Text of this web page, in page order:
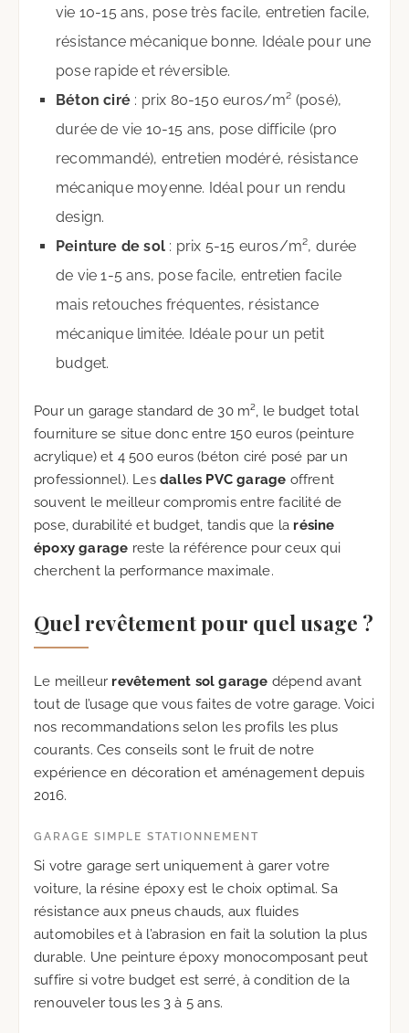
vie 10-15 ans, pose très facile, entretien facile,
résistance mécanique bonne. Idéale pour une
pose rapide et réversible.
Béton ciré : prix 80-150 euros/m² (posé),
durée de vie 10-15 ans, pose difficile (pro
recommandé), entretien modéré, résistance
mécanique moyenne. Idéal pour un rendu
design.
Peinture de sol : prix 5-15 euros/m², durée
de vie 1-5 ans, pose facile, entretien facile
mais retouches fréquentes, résistance
mécanique limitée. Idéale pour un petit
budget.
Pour un garage standard de 30 m², le budget total
fourniture se situe donc entre 150 euros (peinture
acrylique) et 4 500 euros (béton ciré posé par un
professionnel). Les dalles PVC garage offrent
souvent le meilleur compromis entre facilité de
pose, durabilité et budget, tandis que la résine
époxy garage reste la référence pour ceux qui
cherchent la performance maximale.
Quel revêtement pour quel usage ?
Le meilleur revêtement sol garage dépend avant
tout de l’usage que vous faites de votre garage. Voici
nos recommandations selon les profils les plus
courants. Ces conseils sont le fruit de notre
expérience en décoration et aménagement depuis
2016.
GARAGE SIMPLE STATIONNEMENT
Si votre garage sert uniquement à garer votre
voiture, la résine époxy est le choix optimal. Sa
résistance aux pneus chauds, aux fluides
automobiles et à l’abrasion en fait la solution la plus
durable. Une peinture époxy monocomposant peut
suffire si votre budget est serré, à condition de la
renouveler tous les 3 à 5 ans.